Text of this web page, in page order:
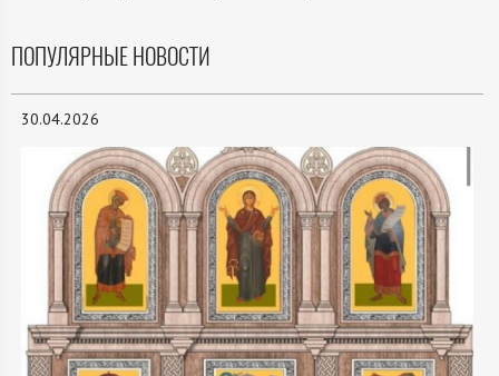
ПОПУЛЯРНЫЕ НОВОСТИ
30.04.2026